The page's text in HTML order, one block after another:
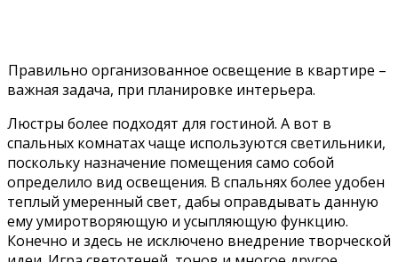
Правильно организованное освещение в квартире –
важная задача, при планировке интерьера.
Люстры более подходят для гостиной. А вот в
спальных комнатах чаще используются светильники,
поскольку назначение помещения само собой
определило вид освещения. В спальнях более удобен
теплый умеренный свет, дабы оправдывать данную
ему умиротворяющую и усыпляющую функцию.
Конечно и здесь не исключено внедрение творческой